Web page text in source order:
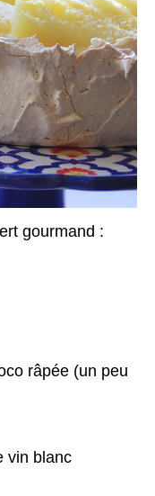
gourmand :
râpée (un peu
vin blanc